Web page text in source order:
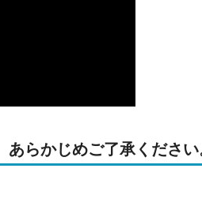
らかじめご了承ください